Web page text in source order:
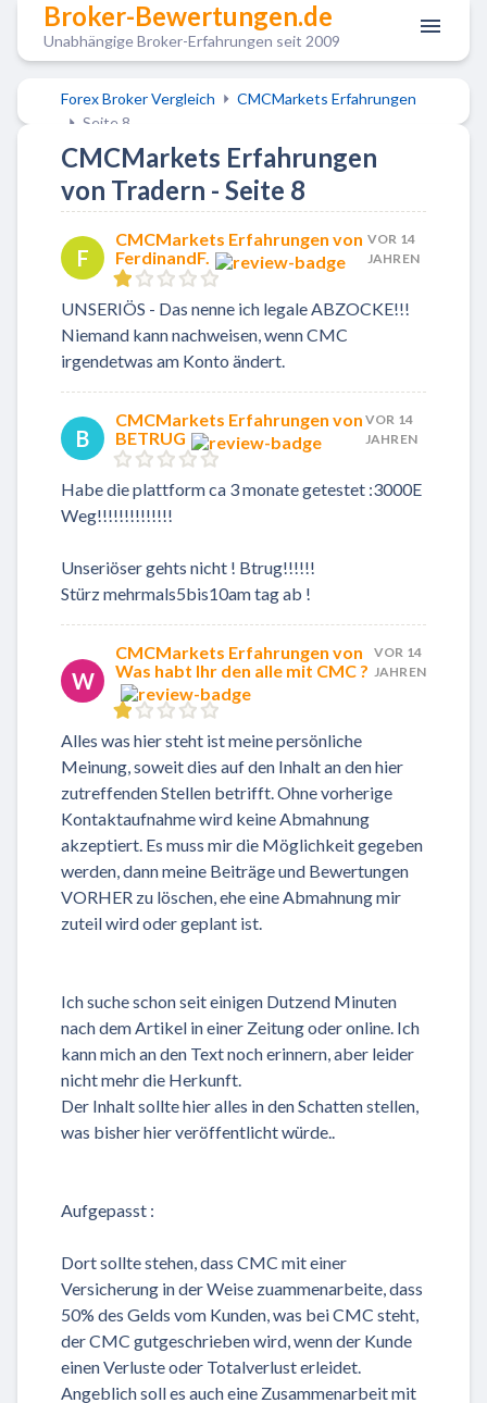
Broker-Bewertungen.de
Unabhängige Broker-Erfahrungen seit 2009
Forex Broker Vergleich
CMCMarkets Erfahrungen
Seite 8
CMCMarkets Erfahrungen
von Tradern - Seite 8
F
CMCMarkets Erfahrungen von
FerdinandF.
VOR 14
JAHREN
UNSERIÖS - Das nenne ich legale ABZOCKE!!!
Niemand kann nachweisen, wenn CMC
irgendetwas am Konto ändert.
B
CMCMarkets Erfahrungen von
BETRUG
VOR 14
JAHREN
Habe die plattform ca 3 monate getestet :3000E
Weg!!!!!!!!!!!!!!
Unseriöser gehts nicht ! Btrug!!!!!!
Stürz mehrmals5bis10am tag ab !
W
CMCMarkets Erfahrungen von
Was habt Ihr den alle mit CMC ?
VOR 14
JAHREN
Alles was hier steht ist meine persönliche
Meinung, soweit dies auf den Inhalt an den hier
zutreffenden Stellen betrifft. Ohne vorherige
Kontaktaufnahme wird keine Abmahnung
akzeptiert. Es muss mir die Möglichkeit gegeben
werden, dann meine Beiträge und Bewertungen
VORHER zu löschen, ehe eine Abmahnung mir
zuteil wird oder geplant ist.
Ich suche schon seit einigen Dutzend Minuten
nach dem Artikel in einer Zeitung oder online. Ich
kann mich an den Text noch erinnern, aber leider
nicht mehr die Herkunft.
Der Inhalt sollte hier alles in den Schatten stellen,
was bisher hier veröffentlicht würde..
Aufgepasst :
Dort sollte stehen, dass CMC mit einer
Versicherung in der Weise zuammenarbeite, dass
50% des Gelds vom Kunden, was bei CMC steht,
der CMC gutgeschrieben wird, wenn der Kunde
einen Verluste oder Totalverlust erleidet.
Angeblich soll es auch eine Zusammenarbeit mit